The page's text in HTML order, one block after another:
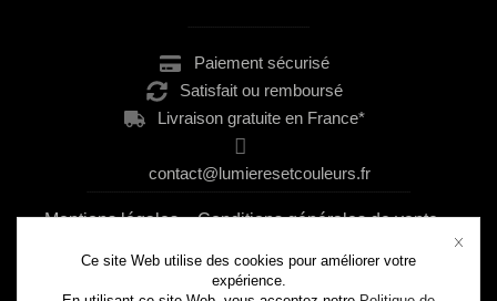
Paiement sécurisé
Satisfait ou remboursé
Livraison gratuite en France*
contact@lumieresetcouleurs.fr
Mentions légales–Conditions générales de vente–
Ce site Web utilise des cookies pour améliorer votre
expérience.